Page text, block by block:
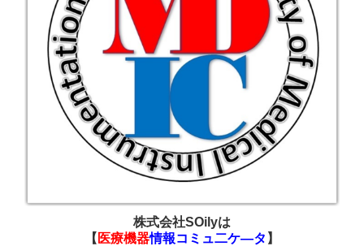
株式会社SOilyは
【 医療機器情報コミュ二ケ―タ 】